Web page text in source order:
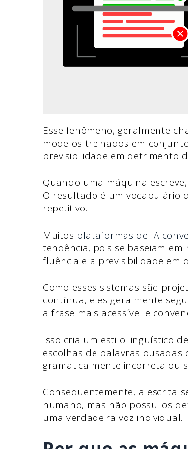
Esse fenômeno, geralmente
modelos treinados em
previsibilidade em detrimento
Quando uma máquina
O resultado é um vocabulário
repetitivo.
Muitos plataformas de IA
tendência, pois se baseiam
fluência e a previsibilidade em
Como esses sistemas são
contínua, eles geralmente
a frase mais acessível e
Isso cria um estilo linguístico
escolhas de palavras
gramaticalmente incorreta ou
Consequentemente, a escrita
humano, mas não possui os
uma verdadeira voz individual.